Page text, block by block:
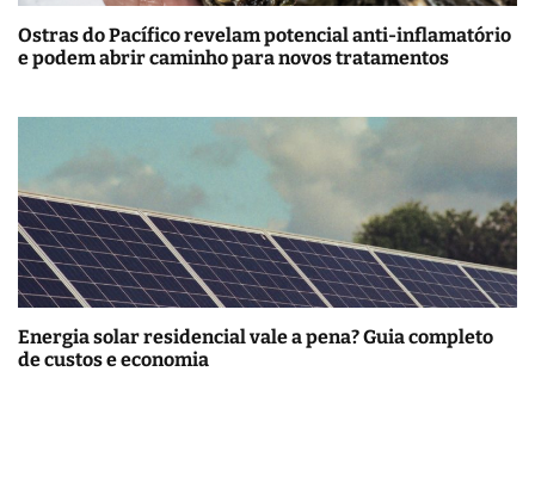
Ostras do Pacífico revelam potencial anti-inflamatório
e podem abrir caminho para novos tratamentos
Energia solar residencial vale a pena? Guia completo
de custos e economia